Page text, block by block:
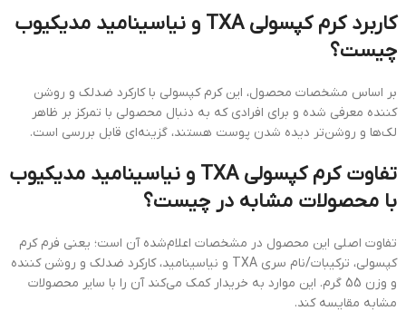
کاربرد کرم کپسولی TXA و نیاسینامید مدیکیوب
چیست؟
بر اساس مشخصات محصول، این کرم کپسولی با کارکرد ضدلک و روشن
کننده معرفی شده و برای افرادی که به دنبال محصولی با تمرکز بر ظاهر
لک‌ها و روشن‌تر دیده شدن پوست هستند، گزینه‌ای قابل بررسی است.
تفاوت کرم کپسولی TXA و نیاسینامید مدیکیوب
با محصولات مشابه در چیست؟
تفاوت اصلی این محصول در مشخصات اعلام‌شده آن است؛ یعنی فرم کرم
کپسولی، ترکیبات/نام سری TXA و نیاسینامید، کارکرد ضدلک و روشن کننده
و وزن 55 گرم. این موارد به خریدار کمک می‌کند آن را با سایر محصولات
مشابه مقایسه کند.